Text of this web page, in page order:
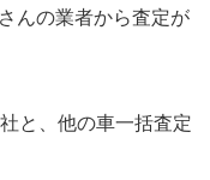
んの業者から査定が
と、他の車一括査定